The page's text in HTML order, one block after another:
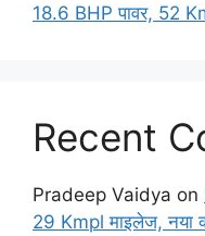
18.6 BHP पावर, 52
Recent
Pradeep Vaidya on
29 Kmpl माइलेज, नया